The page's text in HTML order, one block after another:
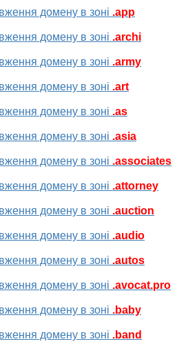
домену в зоні .app
домену в зоні .archi
домену в зоні .army
домену в зоні .art
домену в зоні .as
домену в зоні .asia
домену в зоні .associates
домену в зоні .attorney
домену в зоні .auction
домену в зоні .audio
домену в зоні .autos
домену в зоні .avocat.pro
домену в зоні .baby
домену в зоні .band